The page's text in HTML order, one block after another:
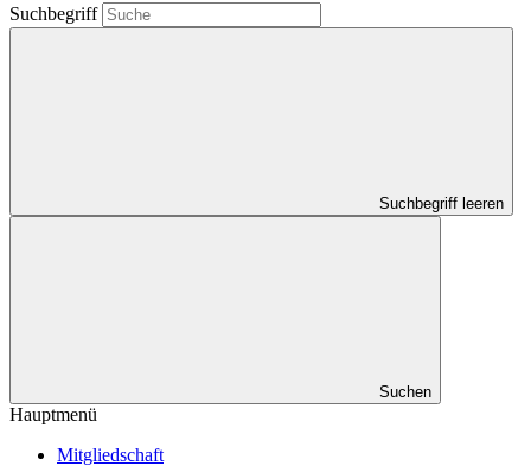
Suchbegriff
Suchbegriff leeren
Suchen
Hauptmenü
Mitgliedschaft